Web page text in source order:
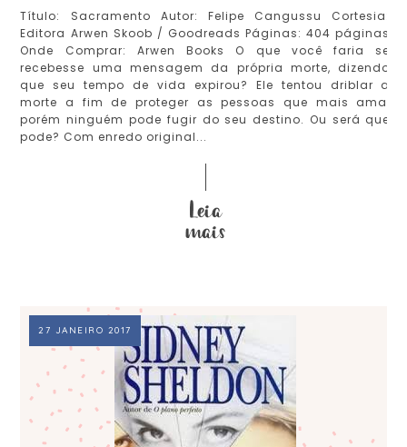
Título: Sacramento Autor: Felipe Cangussu Cortesia:
Editora Arwen Skoob / Goodreads Páginas: 404 páginas
Onde Comprar: Arwen Books O que você faria se
recebesse uma mensagem da própria morte, dizendo
que seu tempo de vida expirou? Ele tentou driblar a
morte a fim de proteger as pessoas que mais ama,
porém ninguém pode fugir do seu destino. Ou será que
pode? Com enredo original...
27 JANEIRO 2017